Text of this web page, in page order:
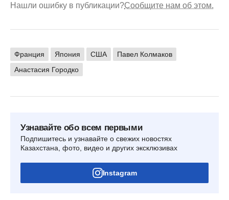
Нашли ошибку в публикации?Сообщите нам об этом.
Франция Япония США
Павел Колмаков
Анастасия Городко
Узнавайте обо всем первыми
Подпишитесь и узнавайте о свежих новостях
Казахстана, фото, видео и других эксклюзивах
Instagram